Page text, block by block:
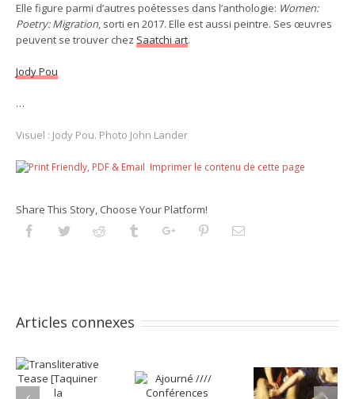
Elle figure parmi d’autres poétesses dans l’anthologie: Women:
Poetry: Migration, sorti en 2017. Elle est aussi peintre. Ses œuvres
peuvent se trouver chez Saatchi art.
Jody Pou
…
Visuel : Jody Pou. Photo John Lander
Imprimer le contenu de cette page
Share This Story, Choose Your Platform!
FacebookTwitterReddit TumblrGoogleplusPinterestEmail
Articles connexes